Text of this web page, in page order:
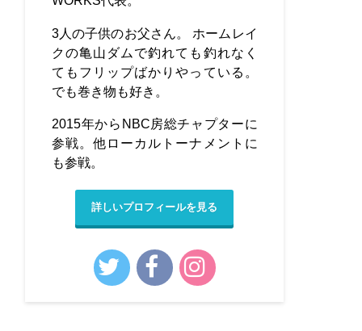
3人の子供のお父さん。 ホームレイ
クの亀山ダムで釣れても釣れなく
てもフリップばかりやっている。
でも巻き物も好き。
2015年からNBC房総チャプターに
参戦。他ローカルトーナメントに
も参戦。
詳しいプロフィールを見る